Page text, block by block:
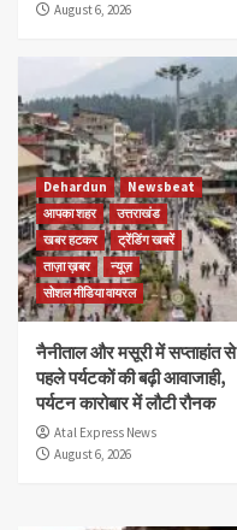
August 6, 2026
Dehardun
Newsbeat
आपका शहर
उत्तराखंड
खबर हटकर
ट्रेंडिंग खबरें
ताज़ा ख़बर
न्यूज़
सोशल मीडिया वायरल
नैनीताल और मसूरी में सप्ताहांत से
पहले पर्यटकों की बढ़ी आवाजाही,
पर्यटन कारोबार में लौटी रौनक
Atal Express News
August 6, 2026